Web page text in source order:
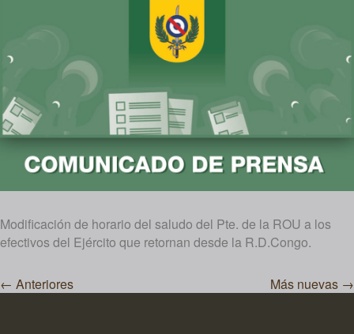
Modificación de horario del saludo del Pte. de la ROU a los
efectivos del Ejército que retornan desde la R.D.Congo.
de
← Anteriores Más nuevas →